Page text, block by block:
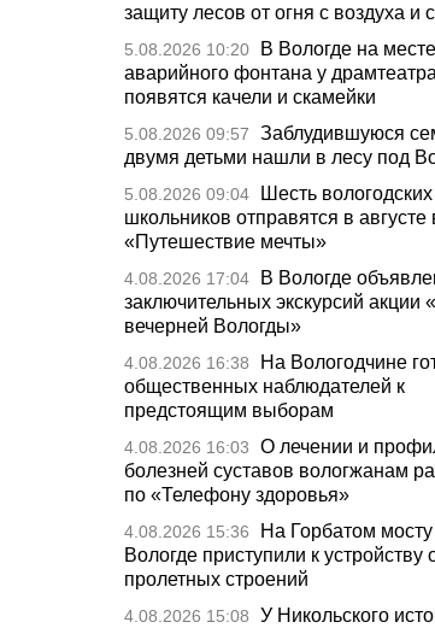
защиту лесов от огня с воздуха и
5.08.2026 10:20
В Вологде на месте
аварийного фонтана у драмтеатра
появятся качели и скамейки
5.08.2026 09:57
Заблудившуюся
двумя детьми нашли в лесу под
5.08.2026 09:04
Шесть вологодских
школьников отправятся в августе
«Путешествие мечты»
4.08.2026 17:04
В Вологде
заключительных экскурсий акции
вечерней Вологды»
4.08.2026 16:38
На Вологодчине
общественных наблюдателей к
предстоящим выборам
4.08.2026 16:03
О лечении и
болезней суставов вологжанам
по «Телефону здоровья»
4.08.2026 15:36
На Горбатом мосту
Вологде приступили к устройству
пролетных строений
4.08.2026 15:08
У Никольского